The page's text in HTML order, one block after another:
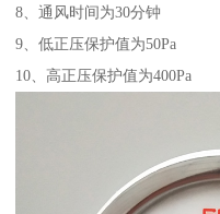
8、通风时间为30分钟
9、低正压保护值为50Pa
10、高正压保护值为400Pa